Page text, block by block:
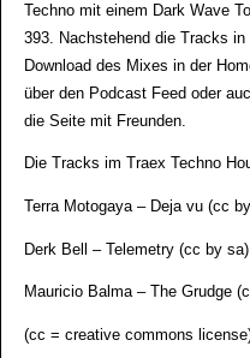
Techno mit einem Dark Wave
393. Nachstehend die Tracks
Download des Mixes in der
über den Podcast Feed oder
die Seite mit Freunden.
Die Tracks im Traex Techno
Terra Motogaya – Deja vu (cc
Derk Bell – Telemetry (cc by sa)
Mauricio Balma – The Grudge
(cc = creative commons